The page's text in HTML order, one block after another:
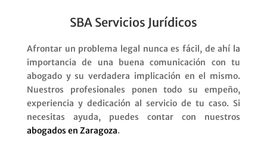
SBA Servicios Jurídicos
Afrontar un problema legal nunca es fácil, de ahí la
importancia de una buena comunicación con tu
abogado y su verdadera implicación en el mismo.
Nuestros profesionales ponen todo su empeño,
experiencia y dedicación al servicio de tu caso. Si
necesitas ayuda, puedes contar con nuestros
abogados en Zaragoza.